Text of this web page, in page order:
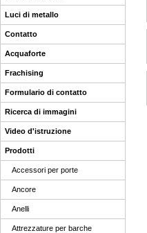
Luci di metallo
Contatto
Acquaforte
Frachising
Formulario di contatto
Ricerca di immagini
Video d'istruzione
Prodotti
Accessori per porte
Ancore
Anelli
Attrezzature per barche